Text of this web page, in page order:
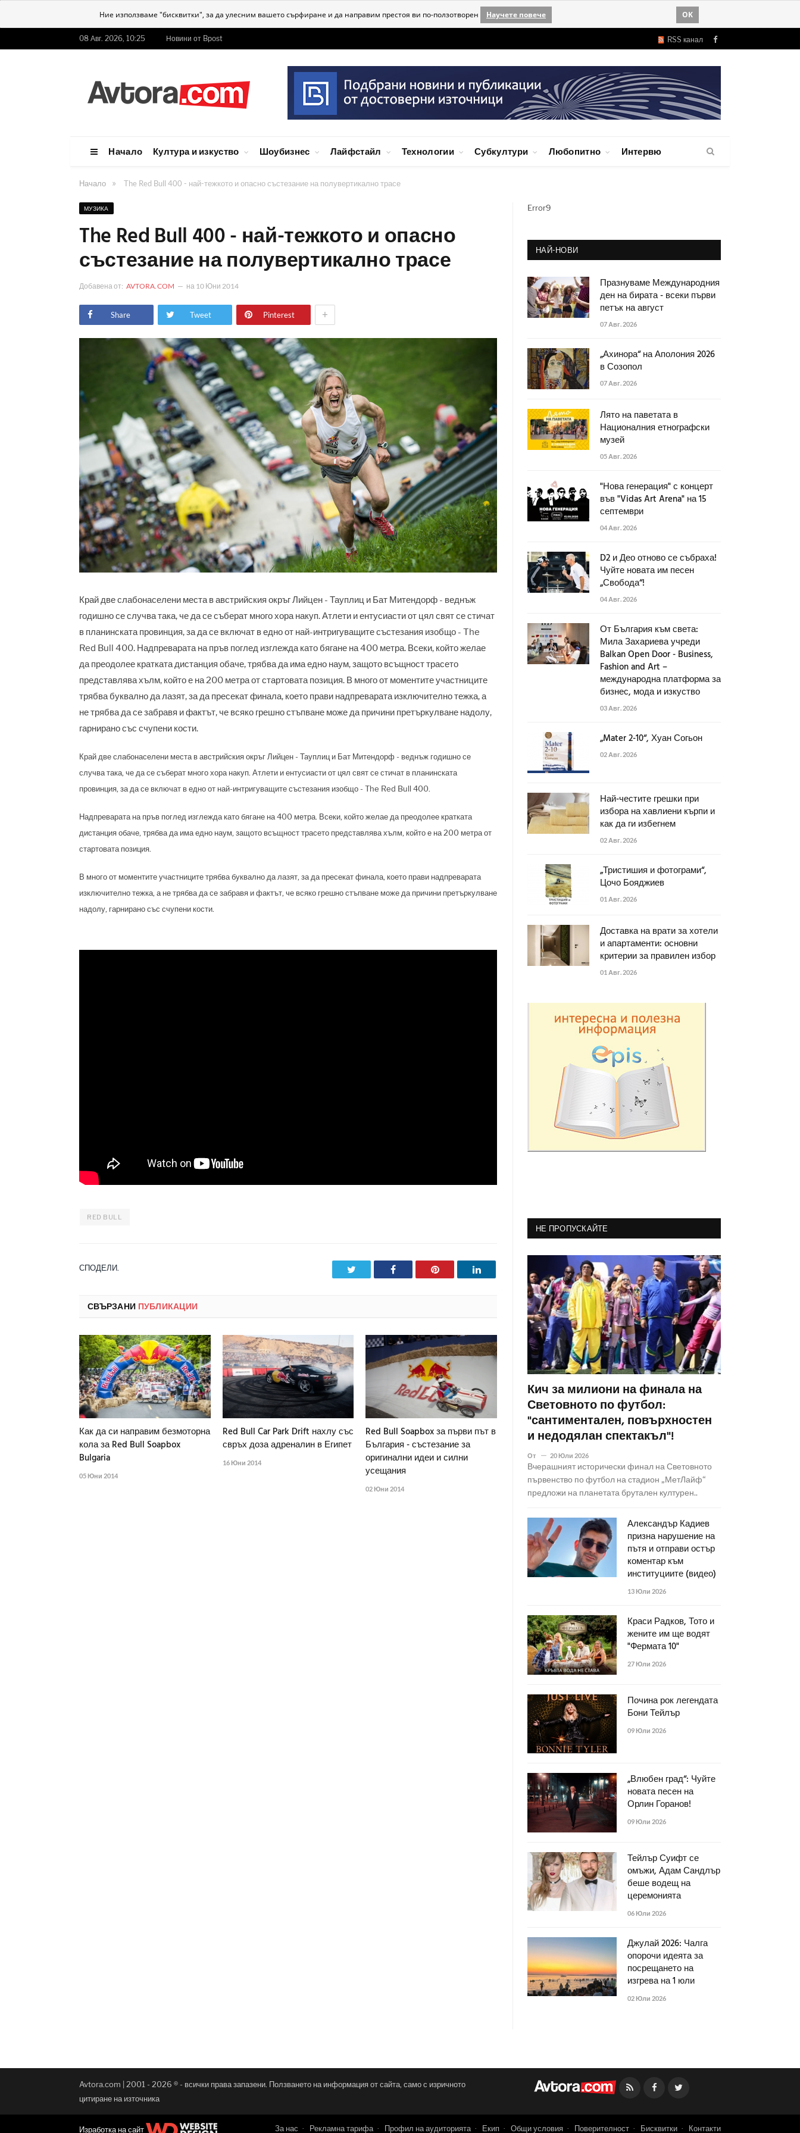
Ние използваме "бисквитки", за да улесним вашето сърфиране и да направим престоя ви по-ползотворен Научете повече OK
08 Авг. 2026, 10:25 Новини от Bpost RSS канал Facebook
Начало Култура и изкуство Шоубизнес Лайфстайл Технологии Субкултури Любопитно Интервю
Начало » The Red Bull 400 - най-тежкото и опасно състезание на полувертикално трасе
МУЗИКА
The Red Bull 400 - най-тежкото и опасно
състезание на полувертикално трасе
Добавена от: AVTORA.COM на 10 Юни 2014
Share Tweet Pinterest +
Край две слабонаселени места в австрийския окръг Лийцен - Тауплиц и Бат Митендорф - веднъж
годишно се случва така, че да се съберат много хора накуп. Атлети и ентусиасти от цял свят се стичат
в планинската провинция, за да се включат в едно от най-интригуващите състезания изобщо - The
Red Bull 400. Надпреварата на пръв поглед изглежда като бягане на 400 метра. Всеки, който желае
да преодолее кратката дистанция обаче, трябва да има едно наум, защото всъщност трасето
представлява хълм, който е на 200 метра от стартовата позиция. В много от моментите участниците
трябва буквално да лазят, за да пресекат финала, което прави надпреварата изключително тежка, а
не трябва да се забравя и фактът, че всяко грешно стъпване може да причини претъркулване надолу,
гарнирано със счупени кости.
Край две слабонаселени места в австрийския окръг Лийцен - Тауплиц и Бат Митендорф - веднъж годишно се
случва така, че да се съберат много хора накуп. Атлети и ентусиасти от цял свят се стичат в планинската
провинция, за да се включат в едно от най-интригуващите състезания изобщо - The Red Bull 400.
Надпреварата на пръв поглед изглежда като бягане на 400 метра. Всеки, който желае да преодолее кратката
дистанция обаче, трябва да има едно наум, защото всъщност трасето представлява хълм, който е на 200 метра от
стартовата позиция.
В много от моментите участниците трябва буквално да лазят, за да пресекат финала, което прави надпреварата
изключително тежка, а не трябва да се забравя и фактът, че всяко грешно стъпване може да причини претъркулване
надолу, гарнирано със счупени кости.
RED BULL
СПОДЕЛИ. Facebook Pinterest LinkedIn
СВЪРЗАНИ ПУБЛИКАЦИИ
Как да си направим безмоторна
кола за Red Bull Soapbox
Bulgaria
05 Юни 2014
Red Bull Car Park Drift нахлу със
свръх доза адреналин в Египет
16 Юни 2014
Red Bull Soapbox за първи път в
България - състезание за
оригинални идеи и силни
усещания
02 Юни 2014
Error9
НАЙ-НОВИ
Празнуваме Международния
ден на бирата - всеки първи
петък на август
07 Авг. 2026
„Ахинора“ на Аполония 2026
в Созопол
07 Авг. 2026
Лято на паветата в
Националния етнографски
музей
05 Авг. 2026
"Нова генерация" с концерт
във "Vidas Art Arena" на 15
септември
04 Авг. 2026
D2 и Део отново се събраха!
Чуйте новата им песен
„Свобода“!
04 Авг. 2026
От България към света:
Мила Захариева учреди
Balkan Open Door - Business,
Fashion and Art –
международна платформа за
бизнес, мода и изкуство
03 Авг. 2026
„Mater 2-10“, Хуан Согьон
02 Авг. 2026
Най-честите грешки при
избора на хавлиени кърпи и
как да ги избегнем
02 Авг. 2026
„Тристишия и фотограми“,
Цочо Бояджиев
01 Авг. 2026
Доставка на врати за хотели
и апартаменти: основни
критерии за правилен избор
01 Авг. 2026
НЕ ПРОПУСКАЙТЕ
Кич за милиони на финала на
Световното по футбол:
"сантиментален, повърхностен
и недодялан спектакъл"!
От 20 Юли 2026
Вчерашният исторически финал на Световното
първенство по футбол на стадион „МетЛайф“
предложи на планетата брутален културен..
Александър Кадиев
призна нарушение на
пътя и отправи остър
коментар към
институциите (видео)
13 Юли 2026
Краси Радков, Тото и
жените им ще водят
"Фермата 10"
27 Юли 2026
Почина рок легендата
Бони Тейлър
09 Юли 2026
„Влюбен град“: Чуйте
новата песен на
Орлин Горанов!
09 Юли 2026
Тейлър Суифт се
омъжи, Адам Сандлър
беше водещ на
церемонията
06 Юли 2026
Джулай 2026: Чалга
опорочи идеята за
посрещането на
изгрева на 1 юли
02 Юли 2026
Avtora.com | 2001 - 2026 ® - всички права запазени. Ползването на информация от сайта, само с изричното
цитиране на източника
Facebook
Изработка на сайт За нас Рекламна тарифа Профил на аудиторията Екип Общи условия Поверителност Бисквитки Контакти